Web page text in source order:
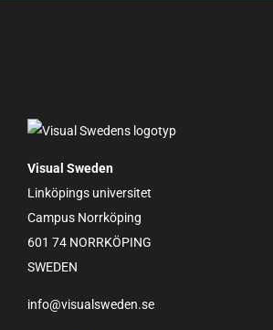
Visual Sweden
Linköpings universitet
Campus Norrköping
601 74 NORRKÖPING
SWEDEN
info@visualsweden.se